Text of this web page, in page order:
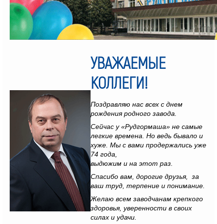
УВАЖАЕМЫЕ
КОЛЛЕГИ!
Поздравляю нас всех с днем
рождения родного завода.
Сейчас у «Рудгормаша» не самые
легкие времена. Но ведь бывало и
хуже. Мы с вами продержались уже
74 года,
выдюжим и на этот раз.
Спасибо вам, дорогие друзья, за
ваш труд, терпение и понимание.
Желаю всем заводчанам крепкого
здоровья, уверенности в своих
силах и удачи.